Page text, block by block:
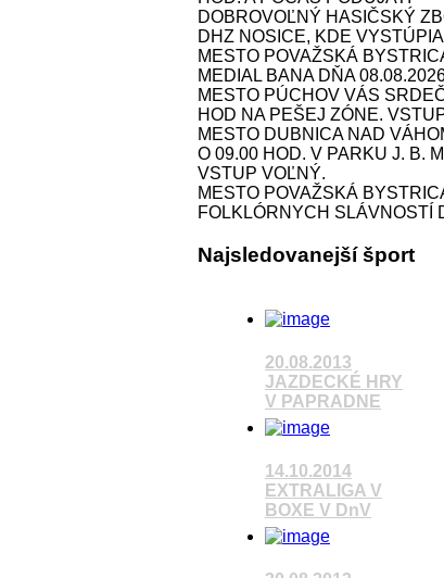
DOBROVOĽNÝ HASIČSKÝ
DHZ NOSICE, KDE
MESTO POVAŽSKÁ
MEDIAL BANA DŇA
MESTO PÚCHOV VÁS
HOD NA PEŠEJ ZÓNE.
MESTO DUBNICA NAD
O 09.00 HOD. V PARKU J. B.
VSTUP VOĽNÝ.
MESTO POVAŽSKÁ
FOLKLÓRNYCH SLÁVNOSTÍ
Najsledovanejší šport
20.08.2013
JAZDECKÉ HRY
V PAPRADNE
Pozrieť video
14.10.2014
EXTRALIGA V
BOXE V DnV